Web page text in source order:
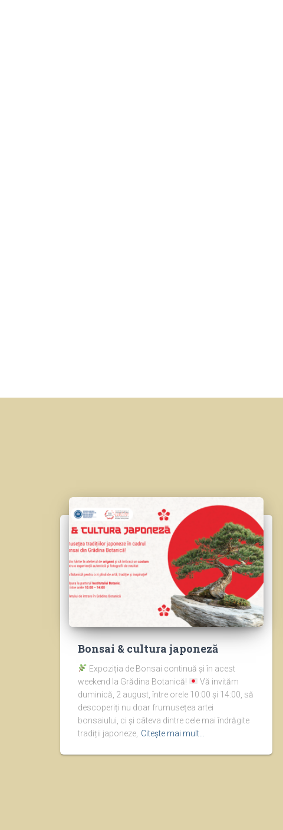
Bonsai & cultura japoneză
Expoziția de Bonsai continuă și în acest
weekend la Grădina Botanică!
Vă invităm
duminică, 2 august, între orele 10:00 și 14:00, să
descoperiți nu doar frumusețea artei
bonsaiului, ci și câteva dintre cele mai îndrăgite
tradiții japoneze, Citește mai mult…